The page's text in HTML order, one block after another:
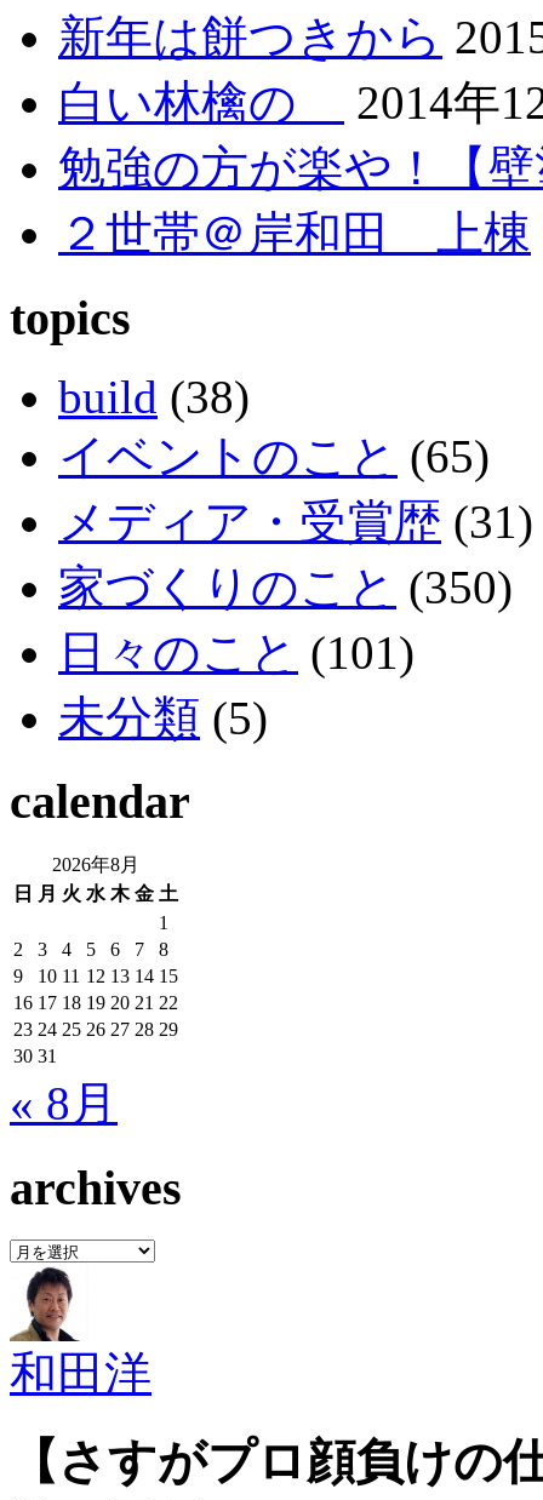
新年は餅つきから
白い林檎の
2014年
勉強の方が楽や！【
２世帯＠岸和田 上棟
topics
build (38)
イベントのこと (65)
メディア・受賞歴 (31)
家づくりのこと (350)
日々のこと (101)
未分類 (5)
calendar
2026年8月
日
月 火 水 木 金 土
1
2
3 4 5 6 7
8
9
10 11 12 13 14 15
16 17 18 19 20 21 22
23 24 25 26 27 28 29
30 31
« 8月
archives
archives
和田洋
【さすがプロ顔負けの